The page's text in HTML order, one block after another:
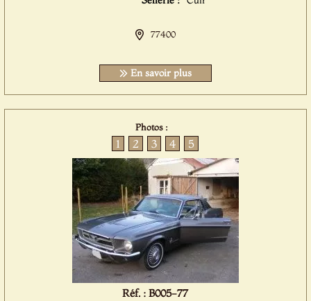
77400
En savoir plus
Photos :
1 2 3 4 5
Réf. : B005-77